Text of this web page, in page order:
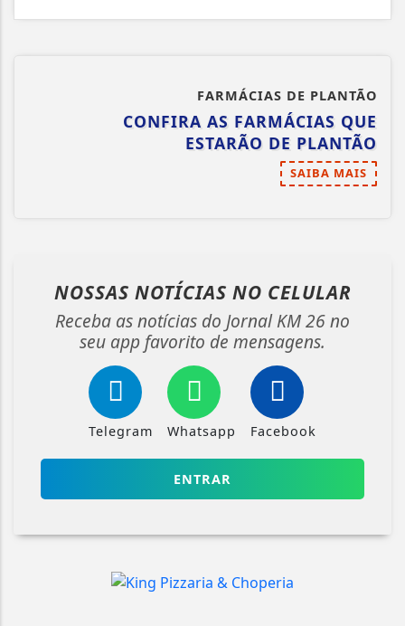
FARMÁCIAS DE PLANTÃO
CONFIRA AS FARMÁCIAS QUE
ESTARÃO DE PLANTÃO
SAIBA MAIS
NOSSAS NOTÍCIAS NO CELULAR
Receba as notícias do Jornal KM 26 no
seu app favorito de mensagens.
Telegram Whatsapp Facebook
ENTRAR